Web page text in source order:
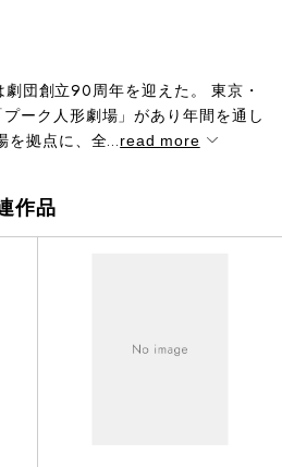
団創立90周年を迎えた。 東京・
ーク人形劇場」があり年間を通し
を拠点に、全...read more
作品